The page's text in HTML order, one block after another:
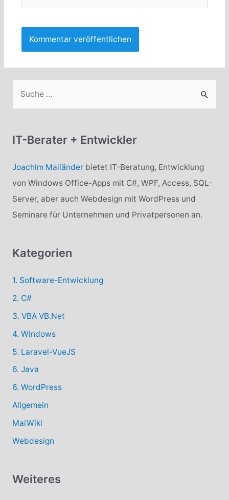
h
n
n
a
c
IT-Berater + Entwickler
Joachim Mailänderbietet IT-Beratung, Entwicklung
von Windows Office-Apps mit C#, WPF, Access, SQL-
Server, aber auch Webdesign mit WordPress und
Seminare für Unternehmen und Privatpersonen an.
Kategorien
1. Software-Entwicklung
2. C#
3. VBA VB.Net
4. Windows
5. Laravel-VueJS
6. Java
6. WordPress
Allgemein
MaiWiki
Webdesign
Weiteres